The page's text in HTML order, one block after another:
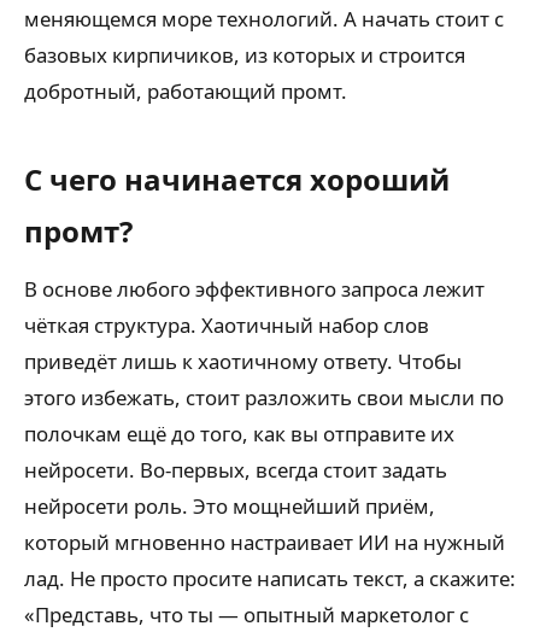
меняющемся море технологий. А начать стоит с
базовых кирпичиков, из которых и строится
добротный, работающий промт.
С чего начинается хороший
промт?
В основе любого эффективного запроса лежит
чёткая структура. Хаотичный набор слов
приведёт лишь к хаотичному ответу. Чтобы
этого избежать, стоит разложить свои мысли по
полочкам ещё до того, как вы отправите их
нейросети. Во-первых, всегда стоит задать
нейросети роль. Это мощнейший приём,
который мгновенно настраивает ИИ на нужный
лад. Не просто просите написать текст, а скажите:
«Представь, что ты — опытный маркетолог с